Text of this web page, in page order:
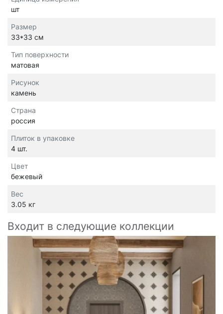
шт
Размер
33*33 см
Тип поверхности
матовая
Рисунок
камень
Страна
россия
Плиток в упаковке
4 шт.
Цвет
бежевый
Вес
3.05 кг
Входит в следующие коллекции